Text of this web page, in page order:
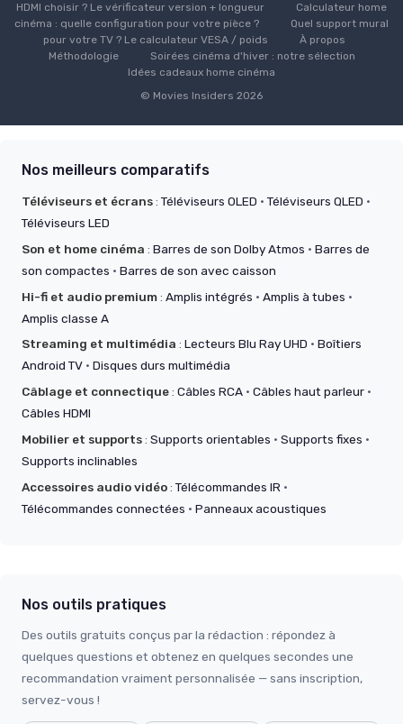
HDMI choisir ? Le vérificateur version + longueur
Calculateur home
cinéma : quelle configuration pour votre pièce ?
Quel support mural
pour votre TV ? Le calculateur VESA / poids
À propos
Méthodologie
Soirées cinéma d'hiver : notre sélection
Idées cadeaux home cinéma
© Movies Insiders 2026
Nos meilleurs comparatifs
Téléviseurs et écrans:Téléviseurs OLED ·Téléviseurs QLED ·
Téléviseurs LED
Son et home cinéma : Barres de son Dolby Atmos · Barres de
son compactes · Barres de son avec caisson
Hi-fi et audio premium: Amplis intégrés · Amplis à tubes ·
Amplis classe A
Streaming et multimédia : Lecteurs Blu Ray UHD · Boîtiers
Android TV · Disques durs multimédia
Câblage et connectique: Câbles RCA · Câbles haut parleur ·
Câbles HDMI
Mobilier et supports: Supports orientables · Supports fixes ·
Supports inclinables
Accessoires audio vidéo:Télécommandes IR ·
Télécommandes connectées · Panneaux acoustiques
Nos outils pratiques
Des outils gratuits conçus par la rédaction : répondez à
quelques questions et obtenez en quelques secondes une
recommandation vraiment personnalisée — sans inscription,
servez-vous !